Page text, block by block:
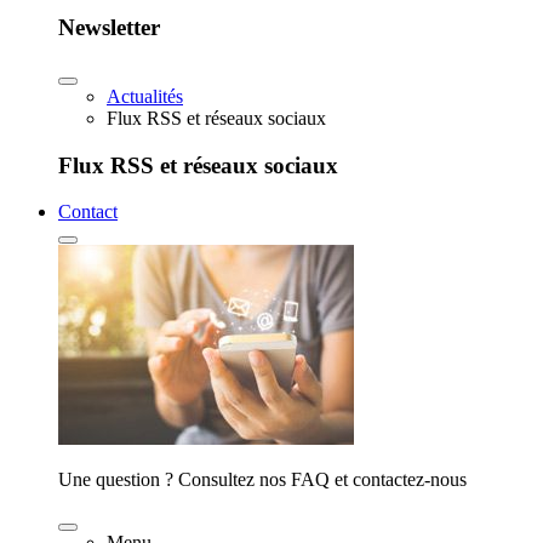
Newsletter
Actualités
Flux RSS et réseaux sociaux
Flux RSS et réseaux sociaux
Contact
Une question ? Consultez nos FAQ et contactez-nous